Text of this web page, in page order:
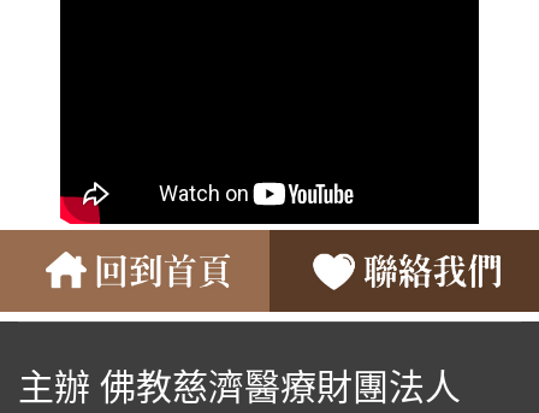
主辦 佛教慈濟醫療財團法人